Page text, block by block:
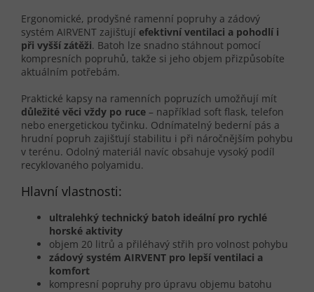
Ergonomické, prodyšné ramenní popruhy a zádový
systém AIRVENT zajišťují efektivní ventilaci a pohodlí i
při vyšší zátěži. Batoh lze snadno stáhnout pomocí
kompresních popruhů, takže si jeho objem přizpůsobíte
aktuálním potřebám.
Praktické kapsy na ramenních popruzích umožňují mít
důležité věci vždy po ruce – například soft flask, telefon
nebo energetickou tyčinku. Odnímatelný bederní pás a
hrudní popruh zajišťují stabilitu i při náročnějším pohybu
v terénu. Odolný materiál navíc obsahuje vysoký podíl
recyklovaného polyamidu.
Hlavní vlastnosti:
ultralehký technický batoh ideální pro rychlé
horské aktivity
objem 20 litrů a přiléhavý střih pro volnost pohybu
zádový systém AIRVENT pro lepší ventilaci a
komfort
kompresní popruhy pro úpravu objemu batohu